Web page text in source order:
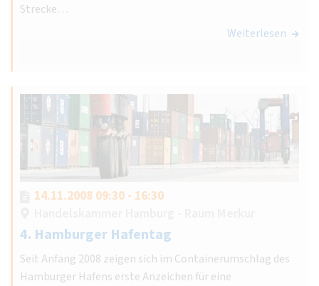
Strecke…
Weiterlesen
14.11.2008 09:30 - 16:30
4. Hamburger Hafentag
Seit Anfang 2008 zeigen sich im Containerumschlag des
Hamburger Hafens erste Anzeichen für eine